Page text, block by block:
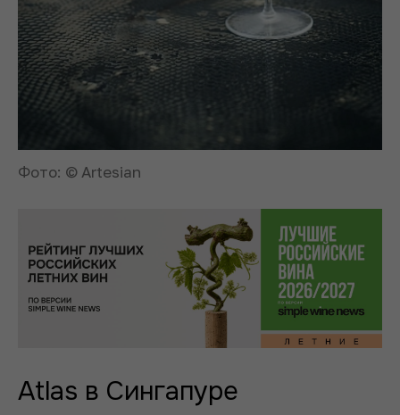
Фото: © Artesian
Atlas в Сингапуре